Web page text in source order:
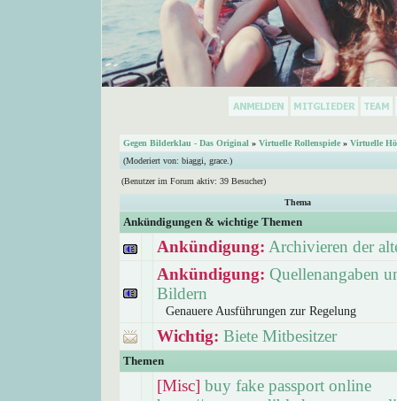
Gegen Bilderklau - Das Original » Virtuelle Rollenspiele » Virtuelle
(Moderiert von: biaggi grace. )
(Benutzer im Forum aktiv: 39 Besucher)
Thema
Ankündigungen & wichtige Themen
Ankündigung: Archivieren der
Ankündigung: Quellenangaben
Bildern
Genauere Ausführungen zur Regelung
Wichtig: Biete Mitbesitzer
Themen
[Misc] buy fake passport online